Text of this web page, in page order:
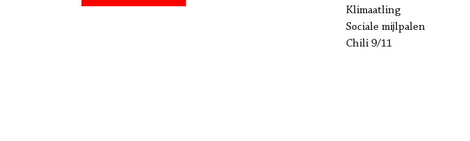
Klimaatling
Sociale mijlpalen
Chili 9/11